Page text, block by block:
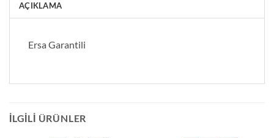
AÇIKLAMA
Ersa Garantili
İLGILI ÜRÜNLER